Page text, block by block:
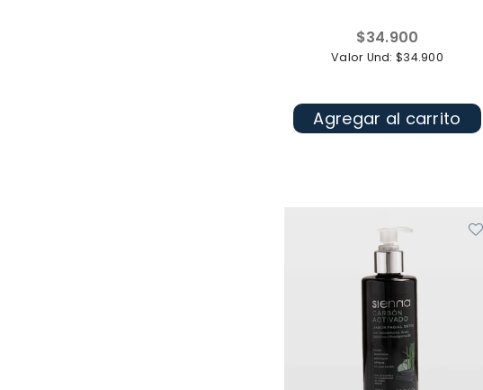
Precio
habitual
$34.900
Valor Und: $34.900
Agregar al carrito